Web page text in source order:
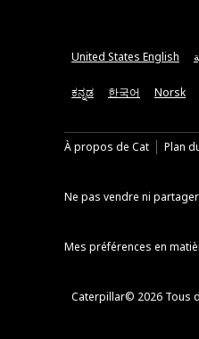
United States English
ಕನ್ನಡ 한국어 Norsk
À propos de Cat Plan
Ne pas vendre ni
Mes préférences en
Caterpillar© 2026 Tous